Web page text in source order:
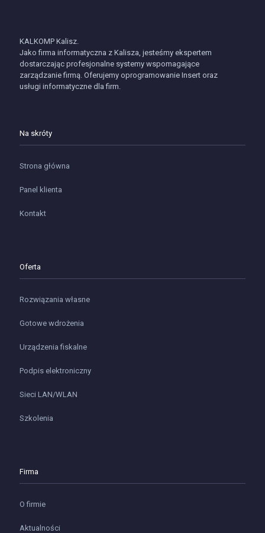
KALKOMP Kalisz.
Jako firma informatyczna z Kalisza, jesteśmy ekspertem
dostarczając profesjonalne systemy wspomagające
zarządzanie firmą. Oferujemy oprogramowanie Insert oraz
usługi informatyczne dla firm.
Na skróty
Strona główna
Panel klienta
Kontakt
Oferta
Rozwiązania własne
Gotowe wdrożenia
Urządzenia fiskalne
Podpis elektroniczny
Sieci LAN/WLAN
Szkolenia
Firma
O firmie
Aktualności